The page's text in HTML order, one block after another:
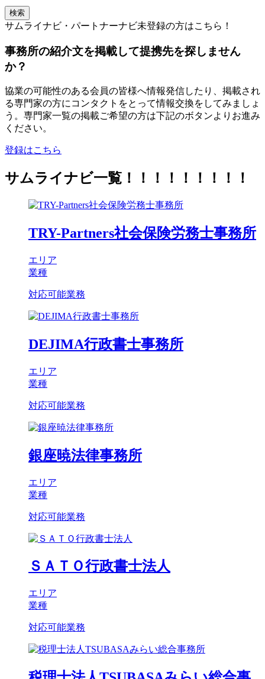
検索
サムライナビ・パートナーナビ未登録の方はこちら！
事務所の紹介文を掲載して提携先を探しません
か？
協業の可能性のある会員の皆様へ情報発信したり、掲載され
る専門家の方にコンタクトをとって情報交換をしてみましょ
う。専門家一覧の掲載ご希望の方は下記のボタンよりお進み
ください。
登録はこちら
サムライナビ一覧！！！！！！！！！
TRY-Partners社会保険労務士事務所
エリア
業種
対応可能業務
DEJIMA行政書士事務所
エリア
業種
対応可能業務
銀座暁法律事務所
エリア
業種
対応可能業務
ＳＡＴＯ行政書士法人
エリア
業種
対応可能業務